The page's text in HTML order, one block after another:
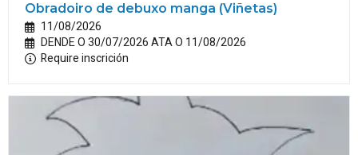
Obradoiro de debuxo manga (Viñetas)
11/08/2026
DENDE O 30/07/2026 ATA O 11/08/2026
Require inscrición